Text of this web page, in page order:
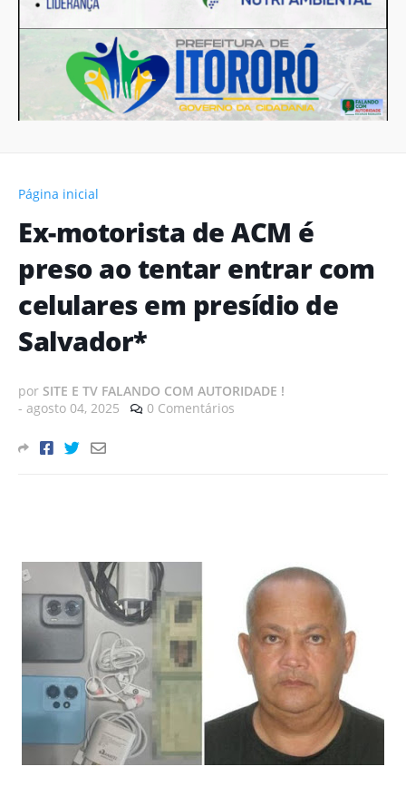
Página inicial
Ex-motorista de ACM é
preso ao tentar entrar com
celulares em presídio de
Salvador*
por SITE E TV FALANDO COM AUTORIDADE !
- agosto 04, 2025 0 Comentários